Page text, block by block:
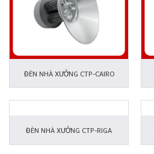
ĐÈN NHÀ XƯỞNG CTP-CAIRO
ĐÈN NHÀ XƯỞNG CTP-RIGA